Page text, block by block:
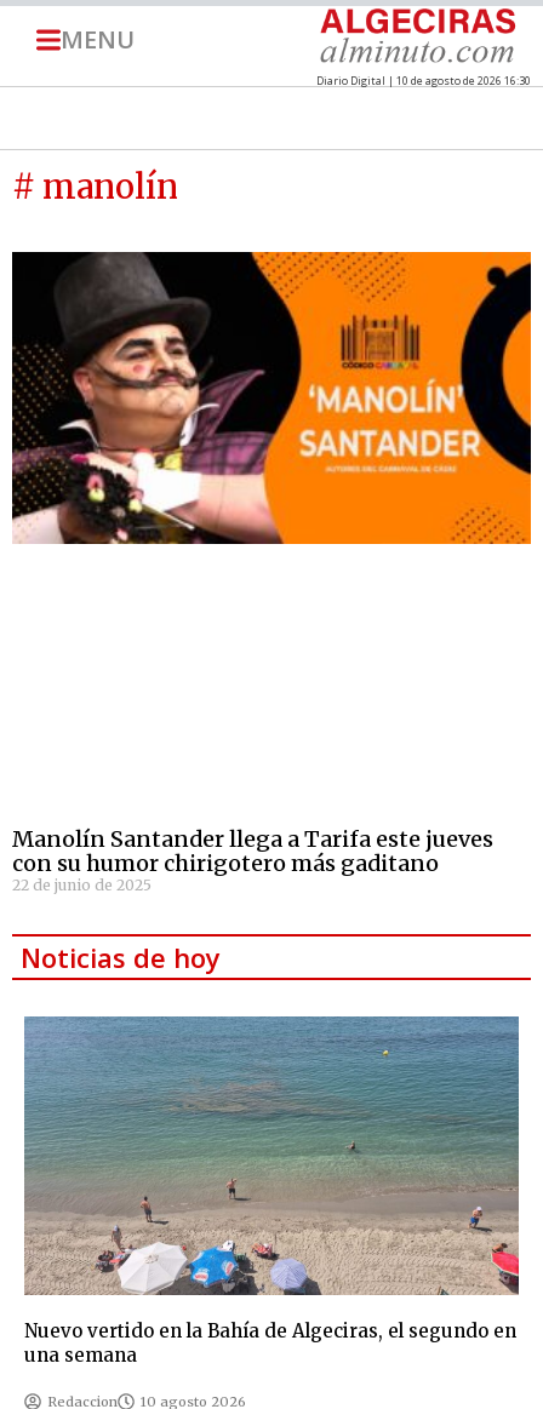
MENU
Diario Digital | 10 de agosto de 2026 16:30
# manolín
Manolín Santander llega a Tarifa este jueves
con su humor chirigotero más gaditano
22 de junio de 2025
Noticias de hoy
Nuevo vertido en la Bahía de Algeciras, el segundo en
una semana
Redaccion 10 agosto 2026